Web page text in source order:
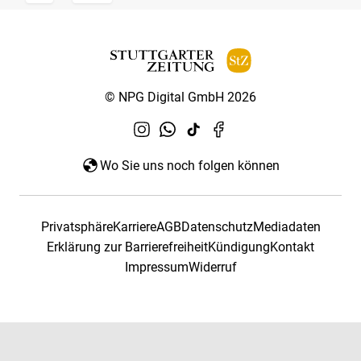
© NPG Digital GmbH 2026
Wo Sie uns noch folgen können
PrivatsphäreKarriereAGBDatenschutzMediadaten
Erklärung zur BarrierefreiheitKündigungKontakt
ImpressumWiderruf